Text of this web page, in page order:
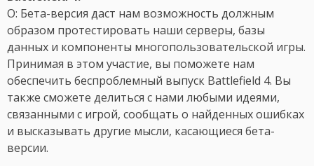
О: Бета-версия даст нам возможность должным
образом протестировать наши серверы, базы
данных и компоненты многопользовательской игры.
Принимая в этом участие, вы поможете нам
обеспечить беспроблемный выпуск Battlefield 4. Вы
также сможете делиться с нами любыми идеями,
связанными с игрой, сообщать о найденных ошибках
и высказывать другие мысли, касающиеся бета-
версии.